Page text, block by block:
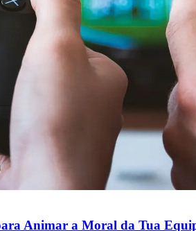
Animar a Moral da Tua